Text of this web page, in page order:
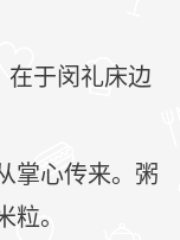
在于闵礼床边
掌心传来。粥
。